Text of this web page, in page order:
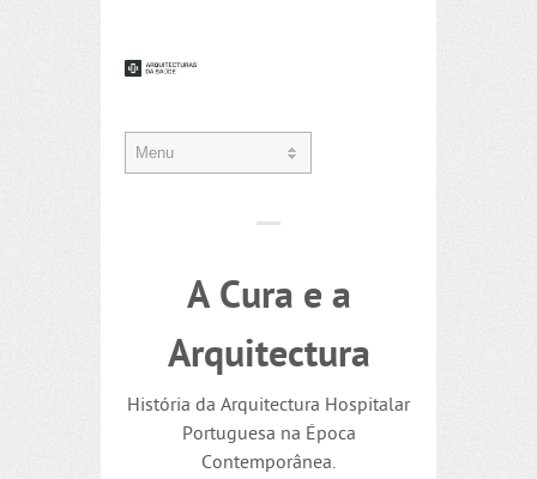
A Cura e a
Arquitectura
História da Arquitectura Hospitalar
Portuguesa na Época
Contemporânea.